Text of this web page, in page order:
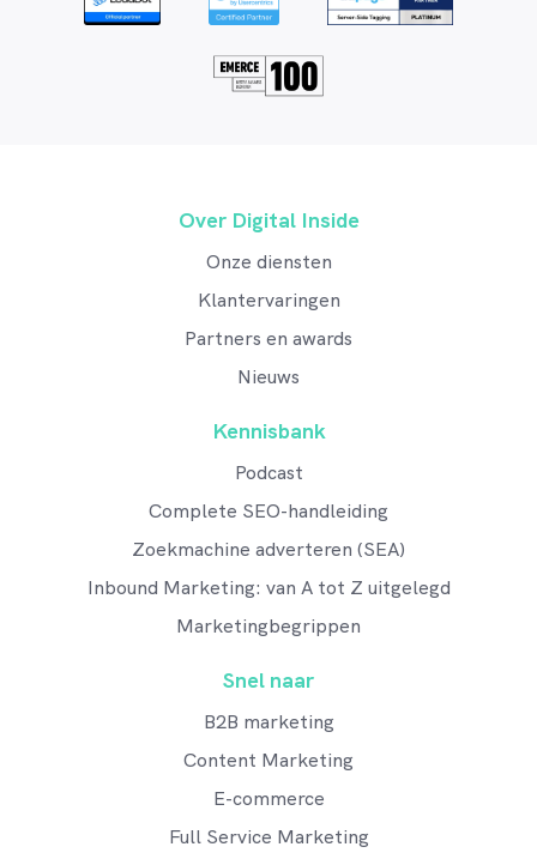
Over Digital Inside
Onze diensten
Klantervaringen
Partners en awards
Nieuws
Kennisbank
Podcast
Complete SEO-handleiding
Zoekmachine adverteren (SEA)
Inbound Marketing: van A tot Z uitgelegd
Marketingbegrippen
Snel naar
B2B marketing
Content Marketing
E-commerce
Full Service Marketing